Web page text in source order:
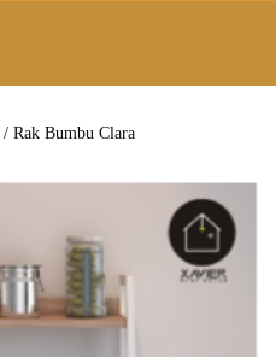
/ Rak Bumbu Clara